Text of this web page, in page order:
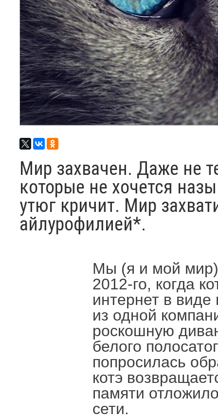
Мир захвачен. Даже не
которые не хочется
утюг кричит. Мир
айлурофилией*.
Мы (я и мой
2012-го, когда
интернет в
из одной
роскошную
белого
попросилась
котэ
памяти
сети.